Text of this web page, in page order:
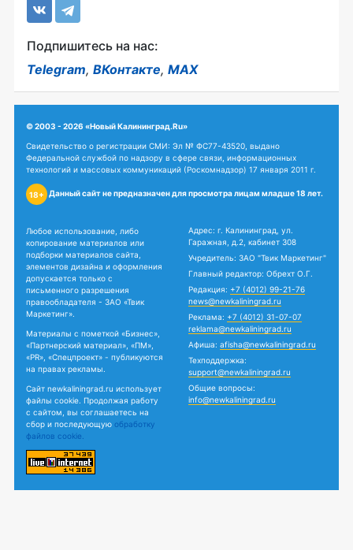
Подпишитесь на нас:
Telegram, ВКонтакте, MAX
© 2003 - 2026 «Новый Калининград.Ru»
Свидетельство о регистрации СМИ: Эл № ФС77-43520, выдано
Федеральной службой по надзору в сфере связи, информационных
технологий и массовых коммуникаций (Роскомнадзор) 17 января 2011 г.
18+ Данный сайт не предназначен для просмотра лицам младше 18 лет.
Любое использование, либо
копирование материалов или
подборки материалов сайта,
элементов дизайна и оформления
допускается только с
письменного разрешения
правообладателя - ЗАО «Твик
Маркетинг».
Материалы с пометкой «Бизнес»,
«Партнерский материал», «ПМ»,
«PR», «Спецпроект» - публикуются
на правах рекламы.
Сайт newkaliningrad.ru использует
файлы cookie. Продолжая работу
с сайтом, вы соглашаетесь на
сбор и последующую обработку
файлов cookie.
Адрес: г. Калининград, ул.
Гаражная, д.2, кабинет 308
Учредитель: ЗАО "Твик Маркетинг"
Главный редактор: Обрехт О.Г.
Редакция: +7 (4012) 99-21-76
news@newkaliningrad.ru
Реклама: +7 (4012) 31-07-07
reklama@newkaliningrad.ru
Афиша: afisha@newkaliningrad.ru
Техподдержка:
support@newkaliningrad.ru
Общие вопросы:
info@newkaliningrad.ru